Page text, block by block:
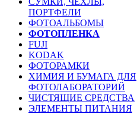
ПОРТФЕЛИ
ФОТОАЛЬБОМЫ
ФОТОПЛЕНКА
FUJI
KODAK
ФОТОРАМКИ
ХИМИЯ И БУМАГА ДЛЯ
ФОТОЛАБОРАТОРИЙ
ЧИСТЯЩИЕ СРЕДСТВА
ЭЛЕМЕНТЫ ПИТАНИЯ